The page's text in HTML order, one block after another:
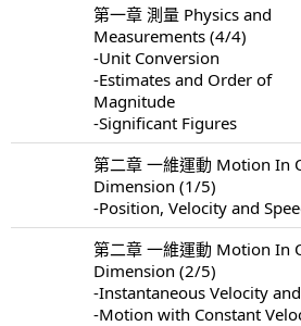
第一章 測量 Physics and
Measurements (4/4)
-Unit Conversion
-Estimates and Order of
Magnitude
-Significant Figures
第二章 一維運動 Motion In
Dimension (1/5)
-Position, Velocity and
第二章 一維運動 Motion In
Dimension (2/5)
-Instantaneous Velocity
-Motion with Constant